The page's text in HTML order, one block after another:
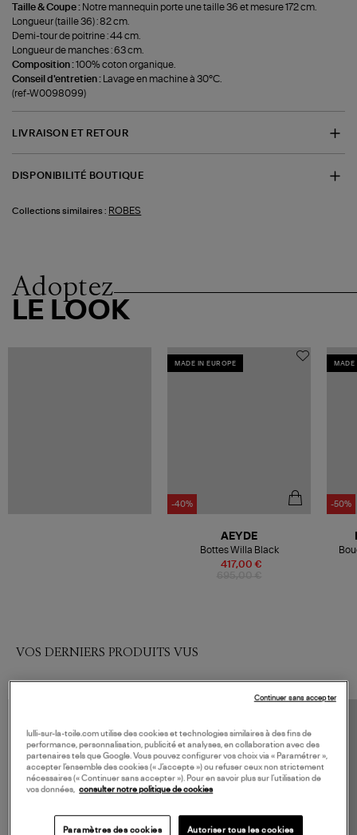
Taille & Coupe : Notre mannequin porte une taille 36 et mesure 172 cm.
Longueur (taille 36) : 82 cm.
Demi-tour de poitrine : 44 cm.
Longueur de manches : 63 cm.
Composition :100% coton organique.
Conseil d'entretien :
Lavage en machine à 30°C.
(ref-W0098099)
LIVRAISON ET RETOUR
DISPONIBILITÉ BOUTIQUE
Collections similaires : ROBES
Adoptez
LE LOOK
MADE IN EUROPE
-40%
417,00 €
AEYDE
Bottes Willa Black
MADE
-50%
VOS DERNIERS PRODUITS VUS
lulli-sur-la-toile.com utilise des cookies et technologies similaires à des fins de
performance, personnalisation, publicité et analyses, en collaboration avec des
partenaires tels que Google. Vous pouvez configurer vos choix via « Paramétrer »,
accepter l’ensemble des cookies (« J’accepte ») ou refuser ceux non strictement
nécessaires (« Continuer sans accepter »). Pour en savoir plus sur l’utilisation de
vos données, consulter notre politique de cookies
Paramètres des cookies Autoriser tous les cookies
Continuer sans accepter